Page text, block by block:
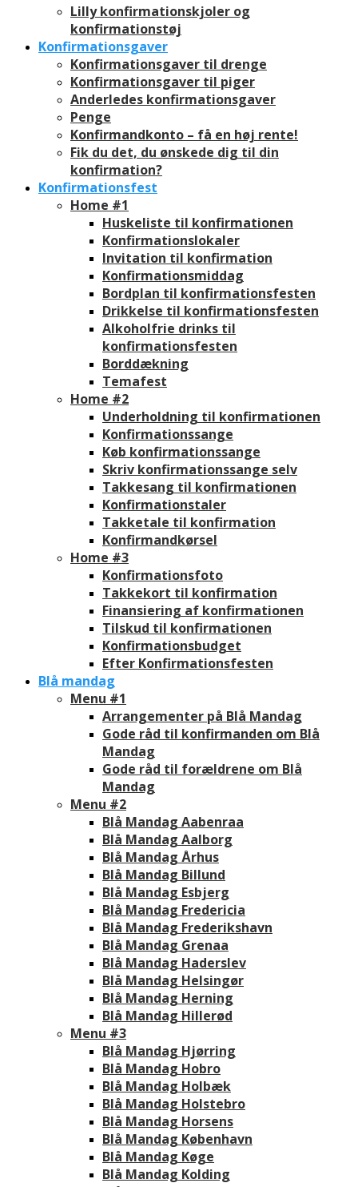
Lilly konfirmationskjoler og
konfirmationstøj
Konfirmationsgaver
Konfirmationsgaver til drenge
Konfirmationsgaver til piger
Anderledes konfirmationsgaver
Penge
Konfirmandkonto – få en høj rente!
Fik du det, du ønskede dig til din
konfirmation?
Konfirmationsfest
Home #1
Huskeliste til konfirmationen
Konfirmationslokaler
Invitation til konfirmation
Konfirmationsmiddag
Bordplan til konfirmationsfesten
Drikkelse til konfirmationsfesten
Alkoholfrie drinks til
konfirmationsfesten
Borddækning
Temafest
Home #2
Underholdning til konfirmationen
Konfirmationssange
Køb konfirmationssange
Skriv konfirmationssange selv
Takkesang til konfirmationen
Konfirmationstaler
Takketale til konfirmation
Konfirmandkørsel
Home #3
Konfirmationsfoto
Takkekort til konfirmation
Finansiering af konfirmationen
Tilskud til konfirmationen
Konfirmationsbudget
Efter Konfirmationsfesten
Blå mandag
Menu #1
Arrangementer på Blå Mandag
Gode råd til konfirmanden om Blå
Mandag
Gode råd til forældrene om Blå
Mandag
Menu #2
Blå Mandag Aabenraa
Blå Mandag Aalborg
Blå Mandag Århus
Blå Mandag Billund
Blå Mandag Esbjerg
Blå Mandag Fredericia
Blå Mandag Frederikshavn
Blå Mandag Grenaa
Blå Mandag Haderslev
Blå Mandag Helsingør
Blå Mandag Herning
Blå Mandag Hillerød
Menu #3
Blå Mandag Hjørring
Blå Mandag Hobro
Blå Mandag Holbæk
Blå Mandag Holstebro
Blå Mandag Horsens
Blå Mandag København
Blå Mandag Køge
Blå Mandag Kolding